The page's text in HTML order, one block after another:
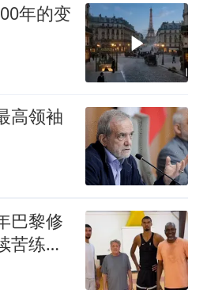
高领袖
巴黎修
苦练进